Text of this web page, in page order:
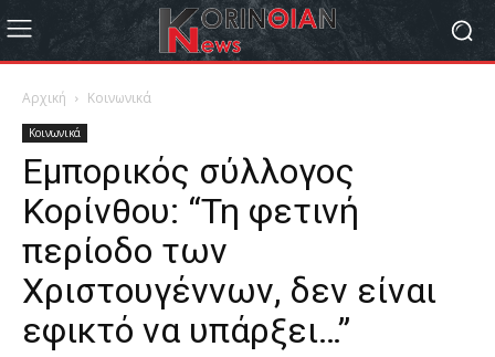
Αρχική Κοινωνικά
Κοινωνικά
Εμπορικός σύλλογος
Κορίνθου: “Τη φετινή
περίοδο των
Χριστουγέννων, δεν είναι
εφικτό να υπάρξει…”